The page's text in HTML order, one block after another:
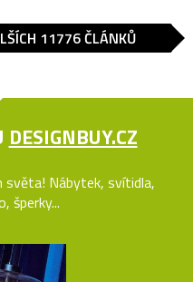
11776 ČLÁNKŮ
DESIGNBUY.CZ
světa! Nábytek, svítidla,
šperky...